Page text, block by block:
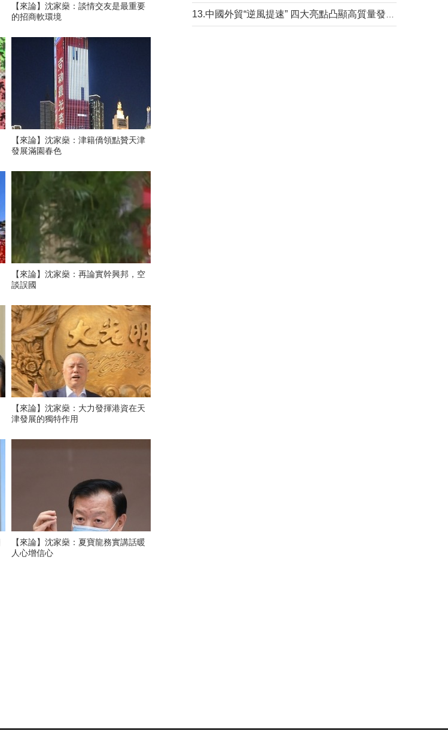
【來論】沈家燊：談情交友是最重要
的招商軟環境
【來論】沈家燊：津籍僑領點贊天津
發展滿園春色
【來論】沈家燊：再論實幹興邦，空
談誤國
【來論】沈家燊：大力發揮港資在天
津發展的獨特作用
【來論】沈家燊：夏寶龍務實講話暖
人心增信心